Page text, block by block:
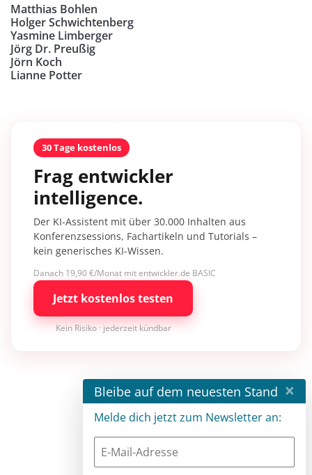
Matthias Bohlen
Holger Schwichtenberg
Yasmine Limberger
Jörg Dr. Preußig
Jörn Koch
Lianne Potter
30 Tage kostenlos
Frag entwickler
intelligence.
Der KI-Assistent mit über 30.000 Inhalten aus
Konferenzsessions, Fachartikeln und Tutorials –
kein generisches KI-Wissen.
Danach 19,90 €/Monat mit entwickler.de BASIC
Jetzt kostenlos testen
Kein Risiko · jederzeit kündbar
Bleibe auf dem neuesten Stand ×
Melde dich jetzt zum Newsletter an: